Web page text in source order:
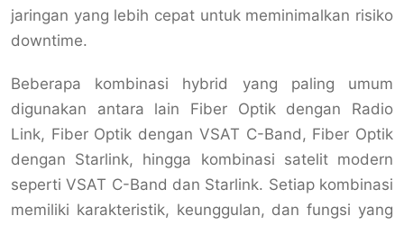
jaringan yang lebih cepat untuk meminimalkan risiko
downtime.
Beberapa kombinasi hybrid yang paling umum
digunakan antara lain Fiber Optik dengan Radio
Link, Fiber Optik dengan VSAT C-Band, Fiber Optik
dengan Starlink, hingga kombinasi satelit modern
seperti VSAT C-Band dan Starlink. Setiap kombinasi
memiliki karakteristik, keunggulan, dan fungsi yang